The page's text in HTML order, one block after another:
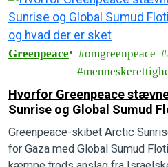
Greenpeace omgreenpeace
Hvorfor Greenpeace
Sunrise og Global Sumud Flotilla for at sejle til
Gaza, og hvad der er sket
Greenpeace-skibet Arctic
for Gaza med Global Sumud